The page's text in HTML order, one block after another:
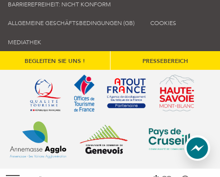
BARRIEREFREIHEIT: NICHT KONFORM
ALLGEMEINE GESCHÄFTSBEDINGUNGEN (GB) COOKIES
MEDIATHEK
BEGLEITEN SIE UNS ! PRESSEBEREICH
Qualité tourisme (s'ouvre dans une nouvelle fenêtre)
Office de tourisme de France (s'ouvre
Atout France (s'ouvre dans
Annemasse Agglo (s'ouvre dans une nouvelle fenêtre)
Communauté de communes du
Communauté de